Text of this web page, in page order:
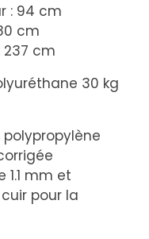
: 94 cm
cm
237 cm
30 kg
polypropylène
mm et
pour la